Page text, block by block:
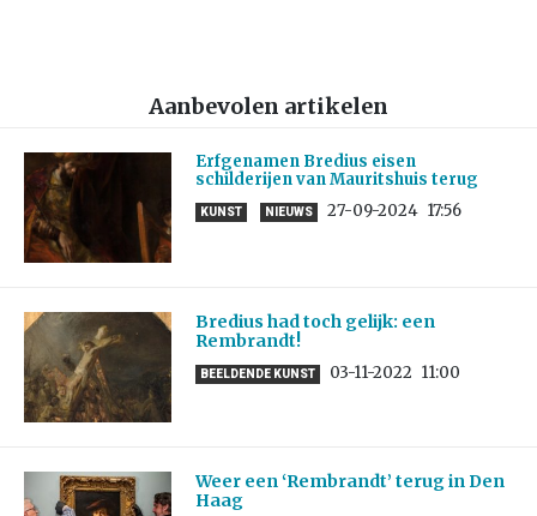
Aanbevolen artikelen
Erfgenamen Bredius eisen
schilderijen van Mauritshuis terug
KUNST NIEUWS 27-09-2024 17:56
Bredius had toch gelijk: een
Rembrandt!
BEELDENDE KUNST 03-11-2022 11:00
Weer een ‘Rembrandt’ terug in Den
Haag